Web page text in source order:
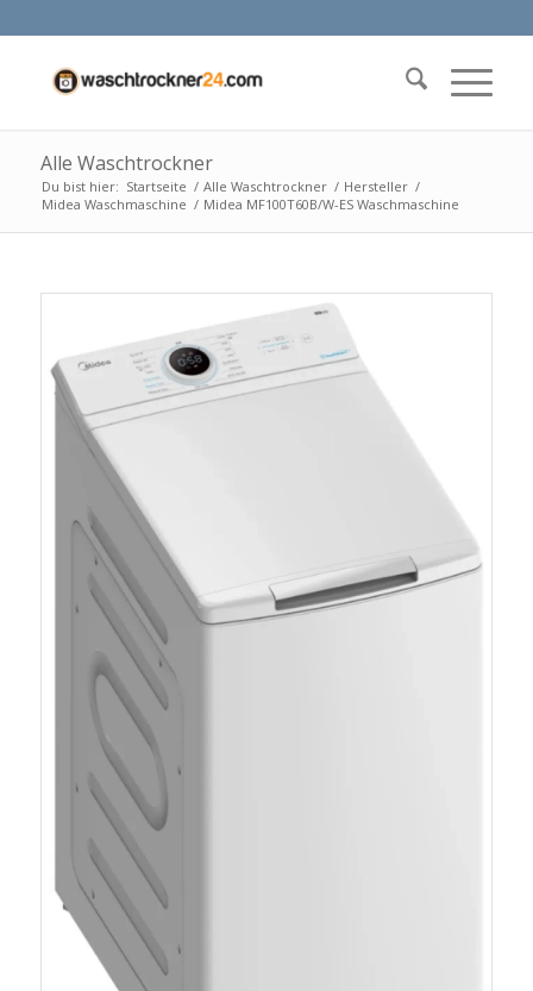
Alle Waschtrockner
Du bist hier: Startseite / Alle Waschtrockner / Hersteller /
Midea Waschmaschine / Midea MF100T60B/W-ES Waschmaschine